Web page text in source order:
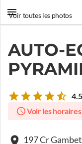
Voir toutes les photos
AUTO-
Voir les horaires
197 Cr